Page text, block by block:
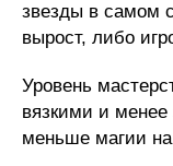
звезды в самом
вырост, либо
Уровень
вязкими и
меньше магии